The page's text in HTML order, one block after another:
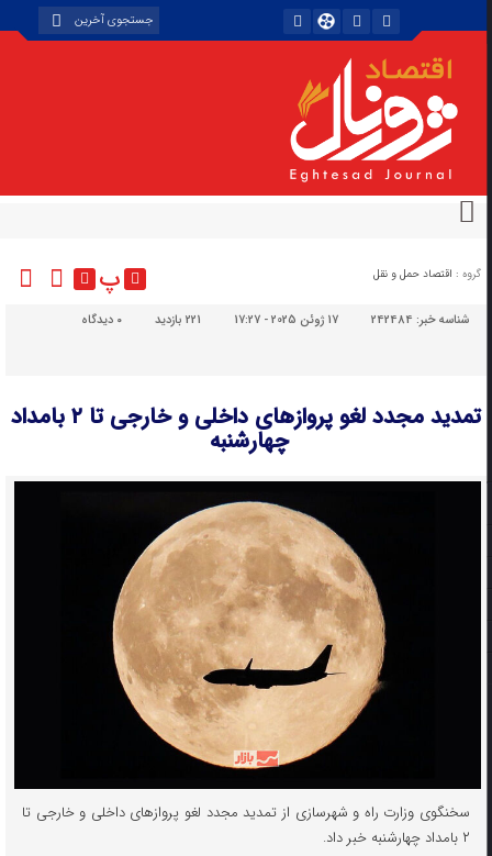
گروه : اقتصاد حمل و نقل پ
شناسه خبر:242484 17 ژوئن 2025 - 17:27 221 بازدید دیدگاه
تمدید مجدد لغو پروازهای داخلی و خارجی تا ۲ بامداد
چهارشنبه
سخنگوی وزارت راه و شهرسازی از تمدید مجدد لغو پروازهای داخلی و خارجی تا
۲ بامداد چهارشنبه خبر داد.